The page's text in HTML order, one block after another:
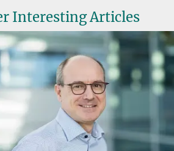
Interesting Articles